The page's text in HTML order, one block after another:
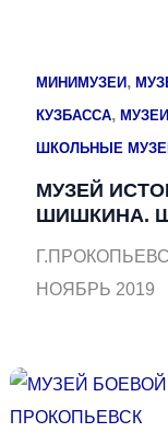
МИНИМУЗЕИ,
КУЗБАССА,
ШКОЛЬНЫЕ
МУЗЕЙ
ШИШКИНА.
НОЯБРЬ 2019